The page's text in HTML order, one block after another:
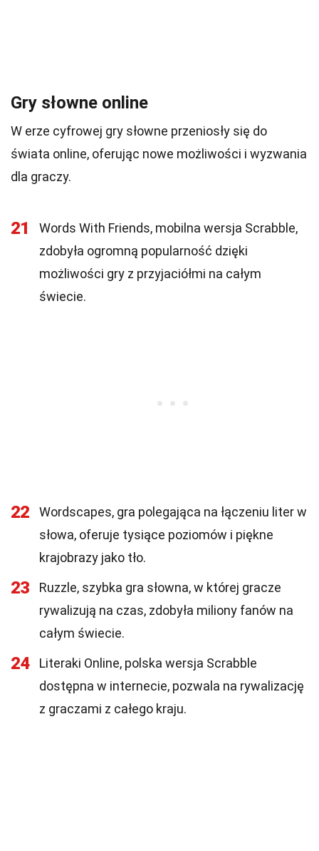
Gry słowne online
W erze cyfrowej gry słowne przeniosły się do
świata online, oferując nowe możliwości i wyzwania
dla graczy.
21
Words With Friends, mobilna wersja Scrabble,
zdobyła ogromną popularność dzięki
możliwości gry z przyjaciółmi na całym
świecie.
22
Wordscapes, gra polegająca na łączeniu liter w
słowa, oferuje tysiące poziomów i piękne
krajobrazy jako tło.
23
Ruzzle, szybka gra słowna, w której gracze
rywalizują na czas, zdobyła miliony fanów na
całym świecie.
24
Literaki Online, polska wersja Scrabble
dostępna w internecie, pozwala na rywalizację
z graczami z całego kraju.